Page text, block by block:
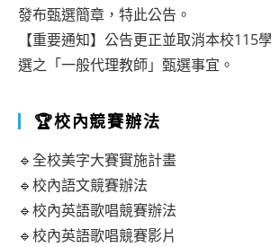
發布甄選簡章，特此公告。
【重要通知】公告更正並取消本校115
選之「一般代理教師」甄選事宜。
🏆校內競賽辦法
🔹全校美字大賽實施計畫
🔹校內語文競賽辦法
🔹校內英語歌唱競賽辦法
🔹校內英語歌唱競賽影片